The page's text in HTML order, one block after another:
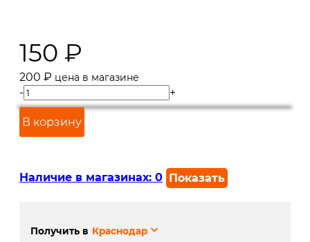
150 ₽
200 ₽ цена в магазине
- +
В корзину
Наличие в магазинах: 0 Показать
г. Краснодар, ТК Медиаплаза:
Получить в Краснодар